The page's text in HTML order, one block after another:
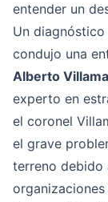
entender un
Un
condujo una
Alberto
experto en
el coronel
el grave
terreno debido